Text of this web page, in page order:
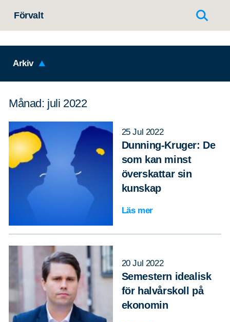
Förvalt
Arkiv
Månad: juli 2022
25 Jul 2022
Dunning-Kruger: De
som kan minst
överskattar sin
kunskap
Läs mer
20 Jul 2022
Semestern idealisk
för halvårskoll på
ekonomin